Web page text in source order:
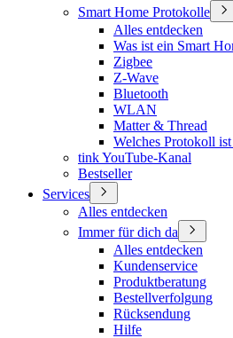
Smart Home Protokolle
Alles entdecken
Was ist ein Smart
Zigbee
Z-Wave
Bluetooth
WLAN
Matter & Thread
Welches Protokoll
tink YouTube-Kanal
Bestseller
Services
Alles entdecken
Immer für dich da
Alles entdecken
Kundenservice
Produktberatung
Bestellverfolgung
Rücksendung
Hilfe